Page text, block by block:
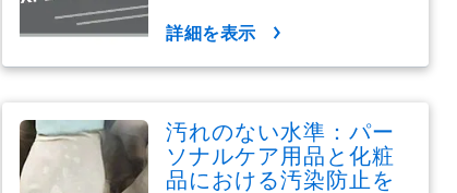
詳細を表示
汚れのない水準：パー
ソナルケア用品と化粧
品における汚染防止を